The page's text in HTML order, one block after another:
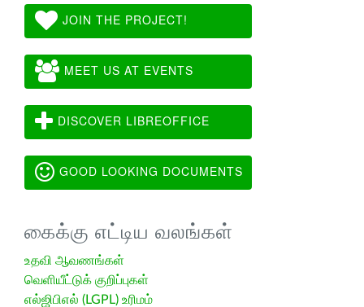
JOIN THE PROJECT!
MEET US AT EVENTS
DISCOVER LIBREOFFICE
GOOD LOOKING DOCUMENTS
கைக்கு எட்டிய வலங்கள்
உதவி ஆவணங்கள்
வெளியீட்டுக் குறிப்புகள்
எல்ஜிபிஎல் (LGPL) உரிமம்